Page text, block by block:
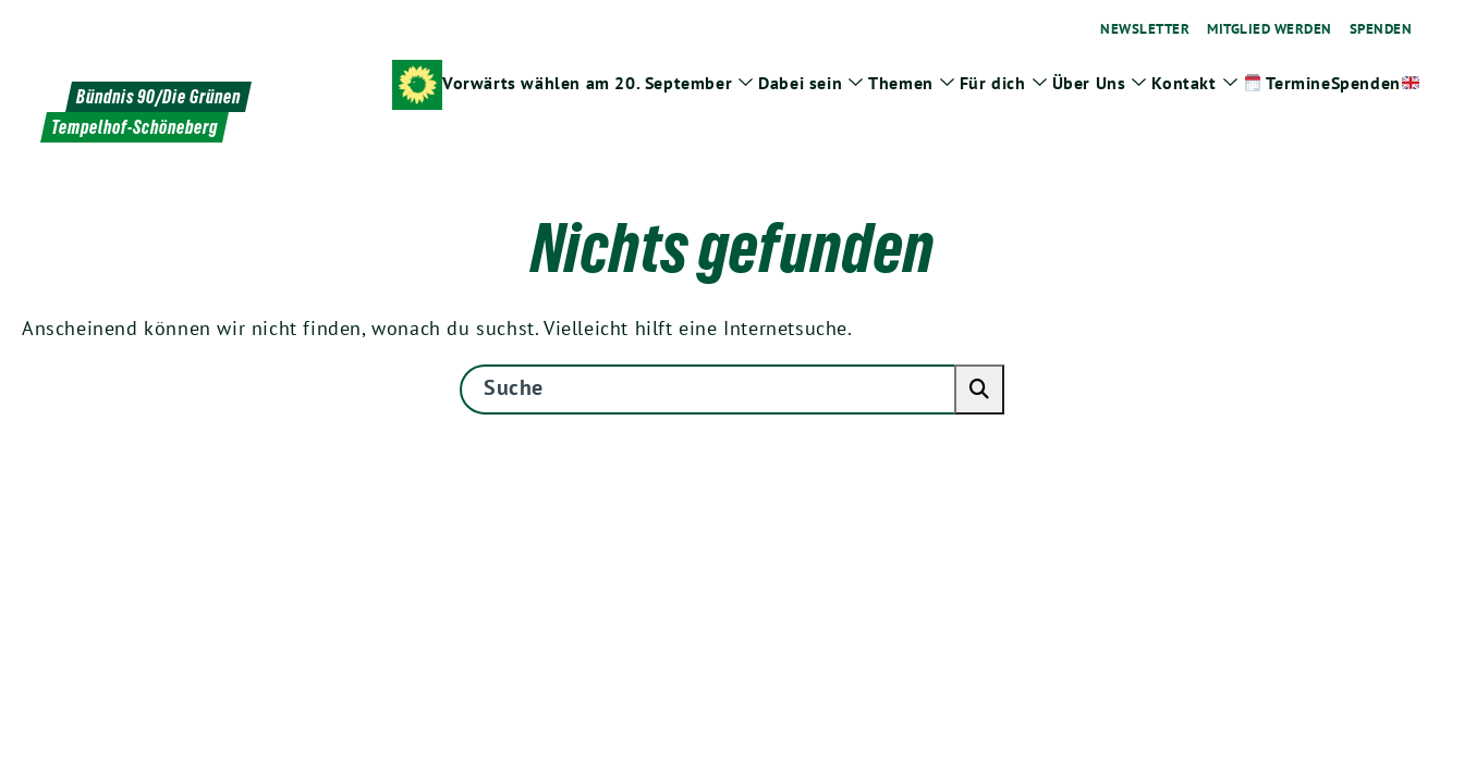
NEWSLETTER MITGLIED WERDEN SPENDEN
Bündnis 90/Die Grünen
Tempelhof-Schöneberg
Vorwärts wählen am 20. September Zeige
Dabei sein
Zeige
Themen
Zeige
Für dich
Zeige
Über Uns Zeige
Kontakt ZeigeTermineSpenden
Nichts gefunden
Anscheinend können wir nicht finden, wonach du suchst. Vielleicht hilft eine Internetsuche.
Suche